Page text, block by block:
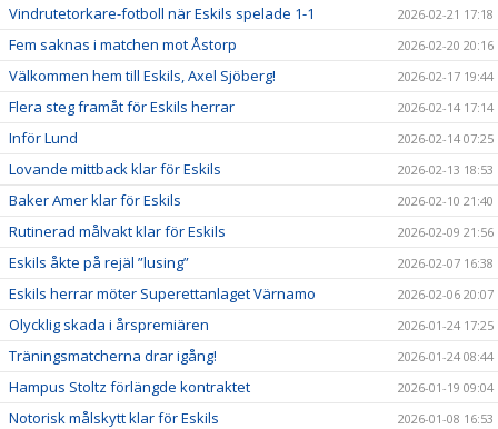
Vindrutetorkare-fotboll när Eskils spelade 1-1 2026-02-21 17:18
Fem saknas i matchen mot Åstorp 2026-02-20 20:16
Välkommen hem till Eskils, Axel Sjöberg! 2026-02-17 19:44
Flera steg framåt för Eskils herrar 2026-02-14 17:14
Inför Lund 2026-02-14 07:25
Lovande mittback klar för Eskils 2026-02-13 18:53
Baker Amer klar för Eskils 2026-02-10 21:40
Rutinerad målvakt klar för Eskils 2026-02-09 21:56
Eskils åkte på rejäl ”lusing” 2026-02-07 16:38
Eskils herrar möter Superettanlaget Värnamo 2026-02-06 20:07
Olycklig skada i årspremiären 2026-01-24 17:25
Träningsmatcherna drar igång! 2026-01-24 08:44
Hampus Stoltz förlängde kontraktet 2026-01-19 09:04
Notorisk målskytt klar för Eskils 2026-01-08 16:53